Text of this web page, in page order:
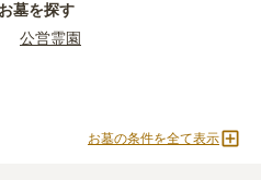
る、該当の市区町村に一定年数以
。
み自体ができないことも多いた
散骨もご検討ください。
墓を探す
公営霊園
お墓の条件を全て表示